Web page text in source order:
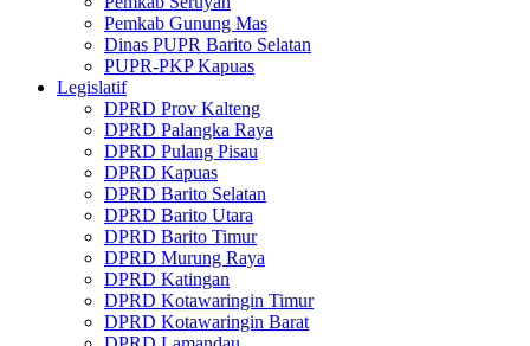
Pemkab Gunung Mas
Dinas PUPR Barito Selatan
PUPR-PKP Kapuas
Legislatif
DPRD Prov Kalteng
DPRD Palangka Raya
DPRD Pulang Pisau
DPRD Kapuas
DPRD Barito Selatan
DPRD Barito Utara
DPRD Barito Timur
DPRD Murung Raya
DPRD Katingan
DPRD Kotawaringin Timur
DPRD Kotawaringin Barat